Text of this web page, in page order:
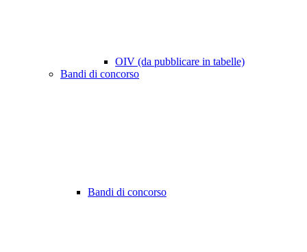
OIV (da pubblicare in tabelle)
Bandi di concorso
Bandi di concorso